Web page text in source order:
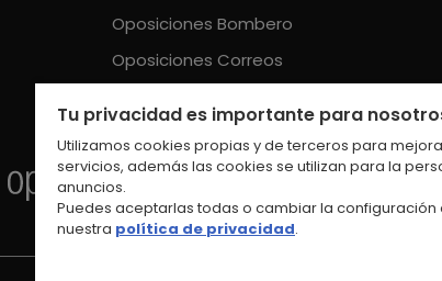
Oposiciones Bombero
Oposiciones Correos
Oposiciones Educación Intantil
Tu privacidad es importante para
Utilizamos cookies propias y de terceros para
servicios, además las cookies se utilizan para la
anuncios.
Puedes aceptarlas todas o cambiar la configuración
nuestra política de privacidad.